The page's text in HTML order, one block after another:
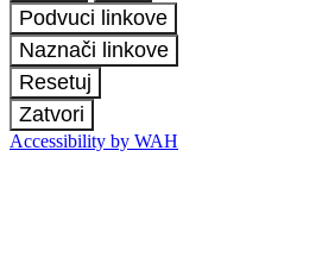
Podvuci linkove
Naznači linkove
Resetuj
Zatvori
Accessibility by WAH